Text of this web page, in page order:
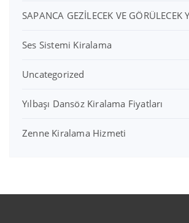
SAPANCA GEZİLECEK VE GÖRÜLECEK
Ses Sistemi Kiralama
Uncategorized
Yılbaşı Dansöz Kiralama Fiyatları
Zenne Kiralama Hizmeti